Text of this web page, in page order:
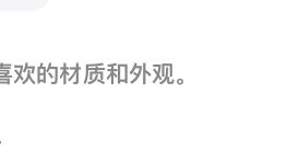
欢的材质和外观。